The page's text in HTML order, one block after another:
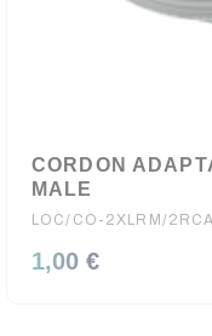
CORDON
MALE
LOC/CO-2XLRM/
1,00 €